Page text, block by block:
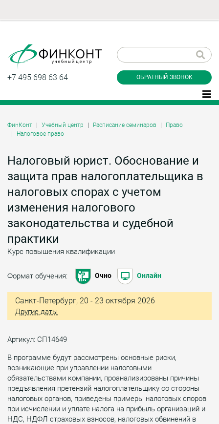
+7 495 698 63 64 ОБРАТНЫЙ ЗВОНОК
ФинКонт Учебный центр Расписание семинаров
Право
Налоговое право
Налоговый юрист. Обоснование и
защита прав налогоплательщика в
налоговых спорах с учетом
изменения налогового
законодательства и судебной
практики
Курс повышения квалификации
Формат обучения: Очно Онлайн
Санкт-Петербург, 20 - 23 октября 2026
Другие даты
Артикул: СП14649
В программе будут рассмотрены основные риски,
возникающие при управлении налоговыми
обязательствами компании, проанализированы причины
предъявления претензий налогоплательщику со стороны
налоговых органов, приведены примеры налоговых споров
при исчислении и уплате налога на прибыль организаций и
НДС, НДФЛ страховых взносов, налоговых обвинений в
звонок
Даю согласие на обработку персональных
конфиденциальности
Заказать